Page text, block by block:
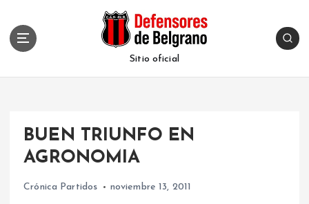
Sitio oficial
BUEN TRIUNFO EN
AGRONOMIA
Crónica Partidos noviembre 13, 2011